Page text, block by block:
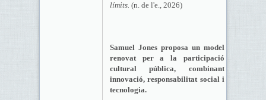
límits. (n. de l'e., 2026)
Samuel Jones proposa un model
renovat per a la participació
cultural pública, combinant
innovació, responsabilitat social i
tecnologia.